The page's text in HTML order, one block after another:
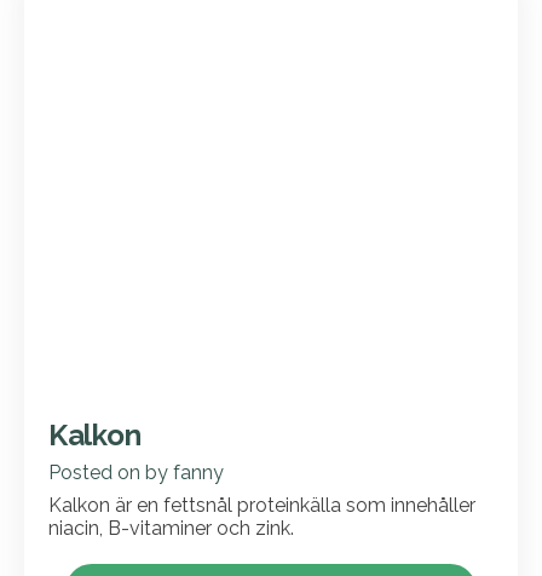
Kalkon
Posted on by fanny
Kalkon är en fettsnål proteinkälla som innehåller
niacin, B-vitaminer och zink.